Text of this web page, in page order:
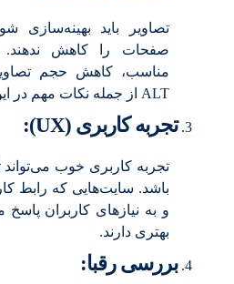
تصاویر باید بهینه‌سازی
صفحات را کاهش ندهند.
مناسب، کاهش حجم
ALT از جمله نکات مهم در این زمینه هستند.
تجربه کاربری (UX):
تجربه کاربری خوب می‌تواند
باشد. سایت‌هایی که رابط
و به نیازهای کاربران پاسخ
بهتری دارند.
بررسی رقبا: